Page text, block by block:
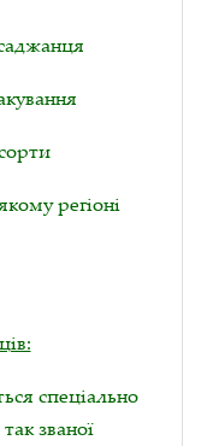
регіоні
спеціально
званої